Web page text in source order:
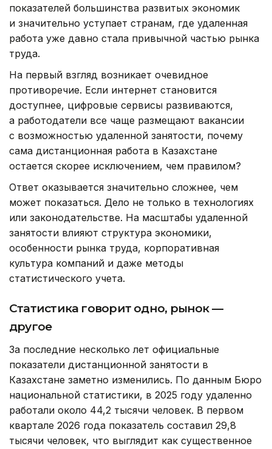
показателей большинства развитых экономик
и значительно уступает странам, где удаленная
работа уже давно стала привычной частью рынка
труда.
На первый взгляд возникает очевидное
противоречие. Если интернет становится
доступнее, цифровые сервисы развиваются,
а работодатели все чаще размещают вакансии
с возможностью удаленной занятости, почему
сама дистанционная работа в Казахстане
остается скорее исключением, чем правилом?
Ответ оказывается значительно сложнее, чем
может показаться. Дело не только в технологиях
или законодательстве. На масштабы удаленной
занятости влияют структура экономики,
особенности рынка труда, корпоративная
культура компаний и даже методы
статистического учета.
Статистика говорит одно, рынок —
другое
За последние несколько лет официальные
показатели дистанционной занятости в
Казахстане заметно изменились. По данным Бюро
национальной статистики, в 2025 году удаленно
работали около 44,2 тысячи человек. В первом
квартале 2026 года показатель составил 29,8
тысячи человек, что выглядит как существенное